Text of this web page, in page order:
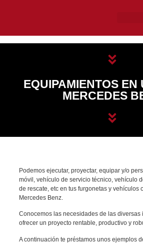
EQUIPAMIENTOS EN
MERCEDES
Podemos ejecutar, proyectar, equipar y/o
móvil, vehículo de servicio técnico, vehículo
de rescate, etc en tus furgonetas y vehículos
Mercedes Benz.
Conocemos las necesidades de las diversas
ofrecer un proyecto rentable, productivo y
A continuación te préstamos unos ejemplos